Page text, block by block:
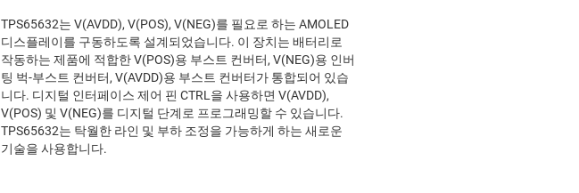
TPS65632는 V(AVDD), V(POS), V(NEG)를 필요로 하는 AMOLED
디스플레이를 구동하도록 설계되었습니다. 이 장치는 배터리로
작동하는 제품에 적합한 V(POS)용 부스트 컨버터, V(NEG)용 인버
팅 벅-부스트 컨버터, V(AVDD)용 부스트 컨버터가 통합되어 있습
니다. 디지털 인터페이스 제어 핀 CTRL을 사용하면 V(AVDD),
V(POS) 및 V(NEG)를 디지털 단계로 프로그래밍할 수 있습니다.
TPS65632는 탁월한 라인 및 부하 조정을 가능하게 하는 새로운
기술을 사용합니다.